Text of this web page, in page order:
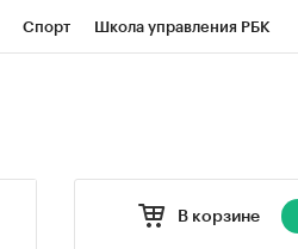
Спорт Школа управления РБК
В корзине